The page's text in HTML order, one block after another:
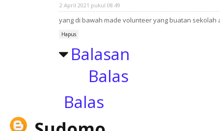
2 April 2021 pukul 08.49
yang di bawah made volunteer yang buatan sekolah
Hapus
Balasan
Balas
Balas